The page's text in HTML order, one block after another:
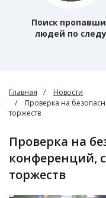
Поиск
людей по следу
Главная
Новости
Проверка на
торжеств
Проверка на безопасность
конференций,
торжеств